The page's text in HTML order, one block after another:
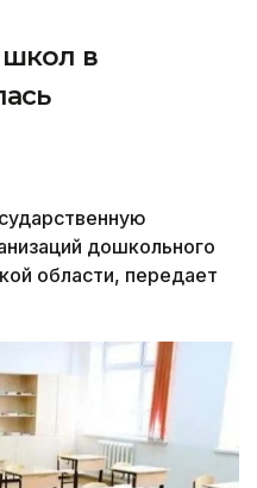
в
дошкольного
области, передает